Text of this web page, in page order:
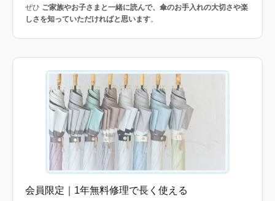
ぜひ ご家族やお子さまと一緒に読んで、傘のお手入れの大切さや楽
しさを知っていただければと思います。
会員限定｜1年無料修理で長く使える